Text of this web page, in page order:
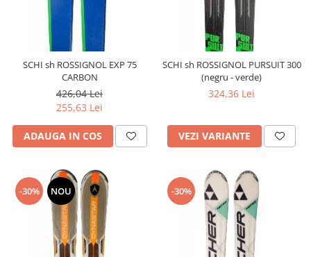
SCHI sh ROSSIGNOL EXP 75
CARBON
426,04 Lei
255,63 Lei
ADAUGA IN COS
SCHI sh ROSSIGNOL PURSUIT 300
(negru - verde)
324,36 Lei
VEZI VARIANTE
-30% NOU -30%